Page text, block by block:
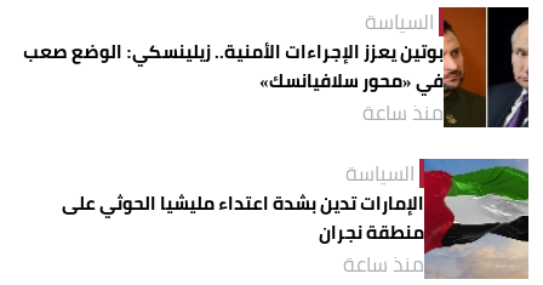
السياسة
بوتين يعزز الإجراءات الأمنية.. زيلينسكي: الوضع صعب
في «محور سلافيانسك»
منذ ساعة
السياسة
الإمارات تدين بشدة اعتداء مليشيا الحوثي على
منطقة نجران
منذ ساعة